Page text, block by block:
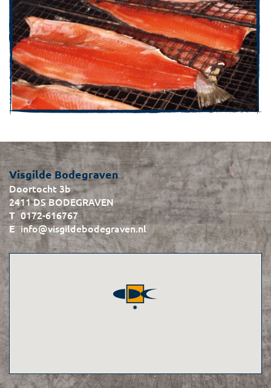
Visgilde Bodegraven
Doortocht 3b
2411 DS BODEGRAVEN
0172-616767
info@visgildebodegraven.nl